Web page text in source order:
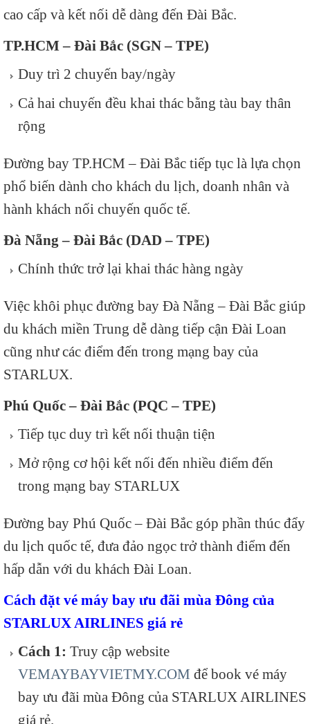
cao cấp và kết nối dễ dàng đến Đài Bắc.
TP.HCM – Đài Bắc (SGN – TPE)
Duy trì 2 chuyến bay/ngày
Cả hai chuyến đều khai thác bằng tàu bay thân
rộng
Đường bay TP.HCM – Đài Bắc tiếp tục là lựa chọn
phổ biến dành cho khách du lịch, doanh nhân và
hành khách nối chuyến quốc tế.
Đà Nẵng – Đài Bắc (DAD – TPE)
Chính thức trở lại khai thác hàng ngày
Việc khôi phục đường bay Đà Nẵng – Đài Bắc giúp
du khách miền Trung dễ dàng tiếp cận Đài Loan
cũng như các điểm đến trong mạng bay của
STARLUX.
Phú Quốc – Đài Bắc (PQC – TPE)
Tiếp tục duy trì kết nối thuận tiện
Mở rộng cơ hội kết nối đến nhiều điểm đến
trong mạng bay STARLUX
Đường bay Phú Quốc – Đài Bắc góp phần thúc đẩy
du lịch quốc tế, đưa đảo ngọc trở thành điểm đến
hấp dẫn với du khách Đài Loan.
Cách đặt vé máy bay ưu đãi mùa Đông của
STARLUX AIRLINES giá rẻ
Cách 1: Truy cập website
VEMAYBAYVIETMY.COM để book vé máy
bay ưu đãi mùa Đông của STARLUX AIRLINES
giá rẻ.